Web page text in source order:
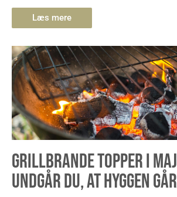
Læs mere
GRILLBRANDE TOPPER I
UNDGÅR DU, AT HYGGEN